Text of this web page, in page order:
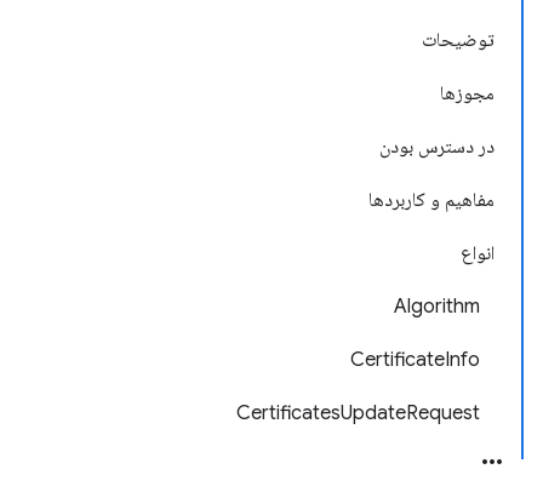
توضیحات
مجوزها
در دسترس بودن
مفاهیم و کاربردها
انواع
Algorithm
CertificateInfo
CertificatesUpdateRequest